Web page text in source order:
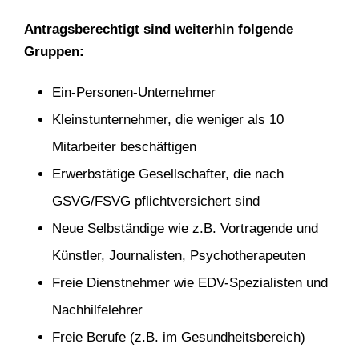
Antragsberechtigt sind weiterhin folgende
Gruppen:
Ein-Personen-Unternehmer
Kleinstunternehmer, die weniger als 10
Mitarbeiter beschäftigen
Erwerbstätige Gesellschafter, die nach
GSVG/FSVG pflichtversichert sind
Neue Selbständige wie z.B. Vortragende und
Künstler, Journalisten, Psychotherapeuten
Freie Dienstnehmer wie EDV-Spezialisten und
Nachhilfelehrer
Freie Berufe (z.B. im Gesundheitsbereich)